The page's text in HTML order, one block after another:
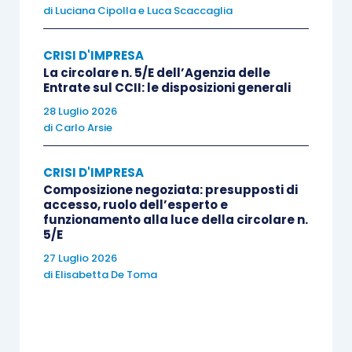
64-bis del Codice), ilPiano di ristrutturazione
soggetto a omologazione, tramite il quale
l’imprenditore può prevedere il soddisfacimento
dei creditori anche in deroga agliarticoli 2740
e alle disposizioni che regolano la
graduazione delle cause legittime di prelazione, a
condizione che la proposta siaapprovata
dall’unanimità delle classi di creditori
Lacomposizione negoziata della crisied il
sovraindebitamento
della crisi già dal 15 novembre dello scorso anno.
di Luciana Cipollae Luca Scaccaglia
CRISI D'IMPRESA
La circolare n. 5/E dell’Agenzia delle
Entrate sul CCII: le disposizioni generali
28 Luglio 2026
di Carlo Arsie
CRISI D'IMPRESA
Composizione negoziata: presupposti di
accesso, ruolo dell’esperto e
funzionamento alla luce della circolare n.
5/E
27 Luglio 2026
di Elisabetta De Toma